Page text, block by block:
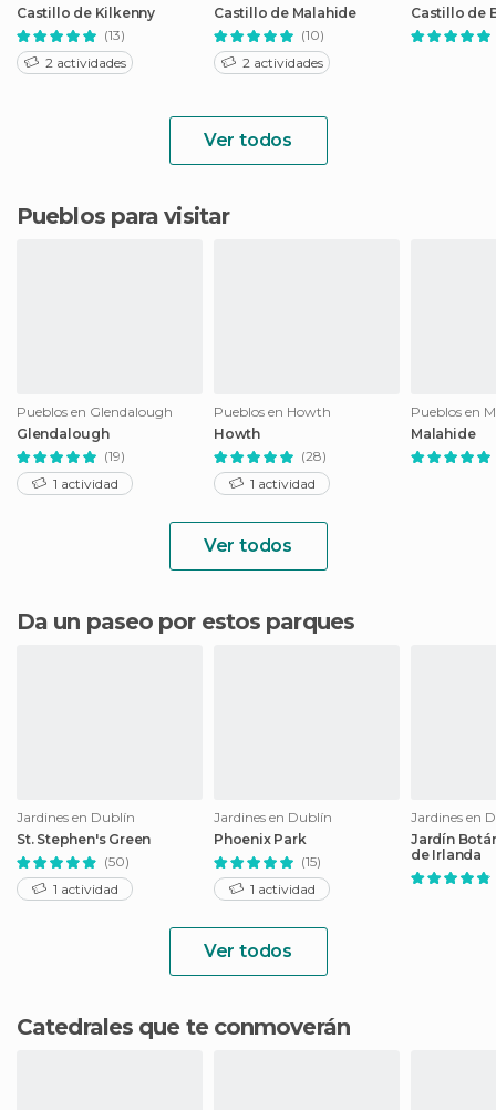
Castillo de Kilkenny
(13)
2 actividades
Castillo de Malahide
(10)
2 actividades
Castillo de
Ver todos
Pueblos para visitar
Pueblos en Glendalough
Glendalough
(19)
1 actividad
Pueblos en Howth
Howth
(28)
1 actividad
Pueblos en
Malahide
Ver todos
Da un paseo por estos parques
Jardines en Dublín
St. Stephen's Green
(50)
1 actividad
Jardines en Dublín
Phoenix Park
(15)
1 actividad
Jardines en
Jardín
de Irlanda
Ver todos
Catedrales que te conmoverán